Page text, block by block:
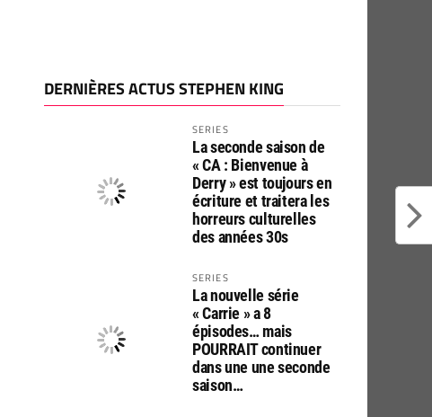
DERNIÈRES ACTUS STEPHEN KING
SERIES
La seconde saison de
« CA : Bienvenue à
Derry » est toujours en
écriture et traitera les
horreurs culturelles
des années 30s
SERIES
La nouvelle série
« Carrie » a 8
épisodes… mais
POURRAIT continuer
dans une une seconde
saison…